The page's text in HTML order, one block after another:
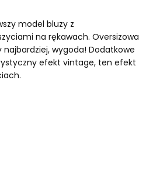
model bluzy z
na rękawach. Oversizowa
wygoda! Dodatkowe
efekt vintage, ten efekt